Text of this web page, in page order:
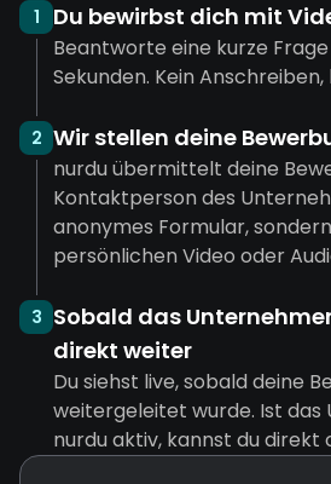
1 Du bewirbst dich mit
Beantworte eine kurze
Sekunden. Kein Anschreiben,
2 Wir stellen deine
nurdu übermittelt deine
Kontaktperson des
anonymes Formular,
persönlichen Video oder
3 Sobald das
direkt weiter
Du siehst live, sobald deine
weitergeleitet wurde. Ist das
nurdu aktiv, kannst du direkt